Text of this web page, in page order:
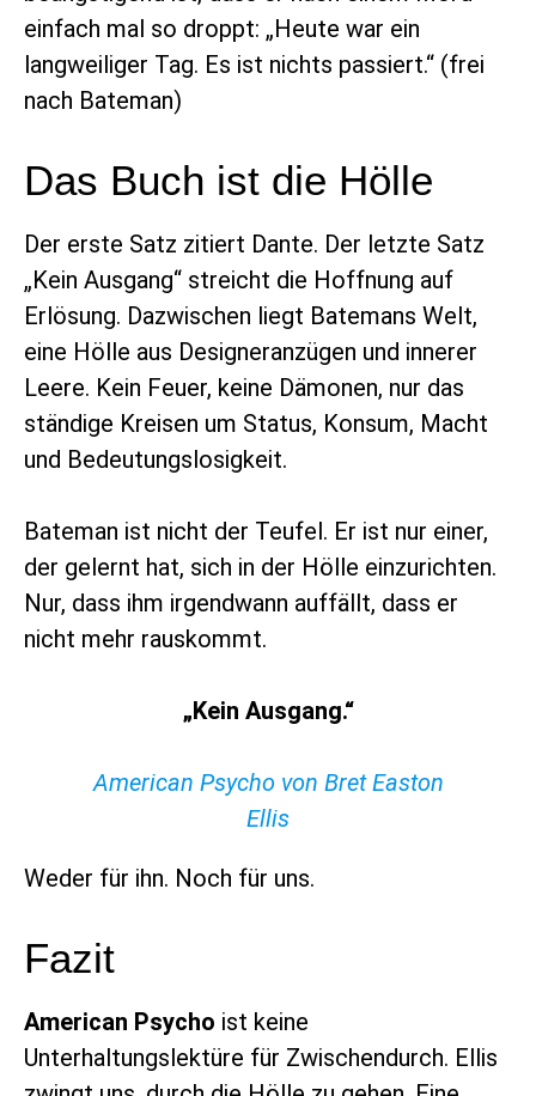
einfach mal so droppt: „Heute war ein
langweiliger Tag. Es ist nichts passiert.“ (frei
nach Bateman)
Das Buch ist die Hölle
Der erste Satz zitiert Dante. Der letzte Satz
„Kein Ausgang“ streicht die Hoffnung auf
Erlösung. Dazwischen liegt Batemans Welt,
eine Hölle aus Designeranzügen und innerer
Leere. Kein Feuer, keine Dämonen, nur das
ständige Kreisen um Status, Konsum, Macht
und Bedeutungslosigkeit.
Bateman ist nicht der Teufel. Er ist nur einer,
der gelernt hat, sich in der Hölle einzurichten.
Nur, dass ihm irgendwann auffällt, dass er
nicht mehr rauskommt.
„Kein Ausgang.“
American Psycho von Bret Easton
Ellis
Weder für ihn. Noch für uns.
Fazit
American Psycho ist keine
Unterhaltungslektüre für Zwischendurch. Ellis